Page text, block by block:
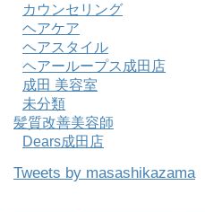
カウンセリング
ヘアケア
ヘアスタイル
ヘアーループス成田店
成田 美容室
未分類
髪質改善美容師
Dears成田店
Tweets by masashikazama